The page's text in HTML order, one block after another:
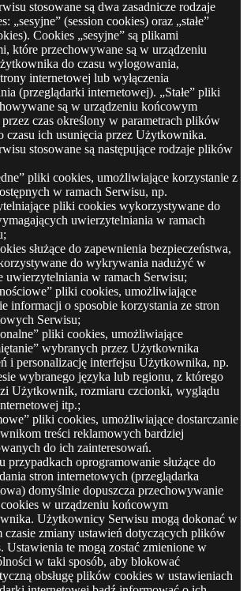
stosowane są dwa zasadnicze rodzaje
„sesyjne” (session cookies) oraz „stałe”
Cookies „sesyjne” są plikami
które przechowywane są w urządzeniu
do czasu wylogowania,
internetowej lub wyłączenia
(przeglądarki internetowej). „Stałe” pliki
są w urządzeniu końcowym
czas określony w parametrach plików
czasu ich usunięcia przez Użytkownika.
stosowane są następujące rodzaje plików
pliki cookies, umożliwiające korzystanie z
w ramach Serwisu, np.
pliki cookies wykorzystywane do
uwierzytelniania w ramach
służące do zapewnienia bezpieczeństwa,
do wykrywania nadużyć w
uwierzytelniania w ramach Serwisu;
pliki cookies, umożliwiające
informacji o sposobie korzystania ze stron
Serwisu;
pliki cookies, umożliwiające
wybranych przez Użytkownika
i personalizację interfejsu Użytkownika, np.
wybranego języka lub regionu, z którego
Użytkownik, rozmiaru czcionki, wyglądu
itp.;
pliki cookies, umożliwiające dostarczanie
treści reklamowych bardziej
do ich zainteresowań.
przypadkach oprogramowanie służące do
stron internetowych (przeglądarka
domyślnie dopuszcza przechowywanie
w urządzeniu końcowym
Użytkownicy Serwisu mogą dokonać w
czasie zmiany ustawień dotyczących plików
Ustawienia te mogą zostać zmienione w
w taki sposób, aby blokować
obsługę plików cookies w ustawieniach